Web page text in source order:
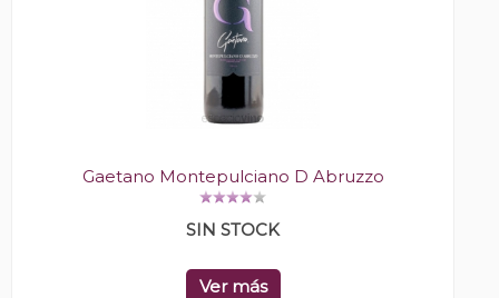
Gaetano Montepulciano D Abruzzo
SIN STOCK
Ver más